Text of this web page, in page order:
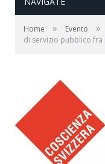
Home » Evento »
di servizio pubblico fra